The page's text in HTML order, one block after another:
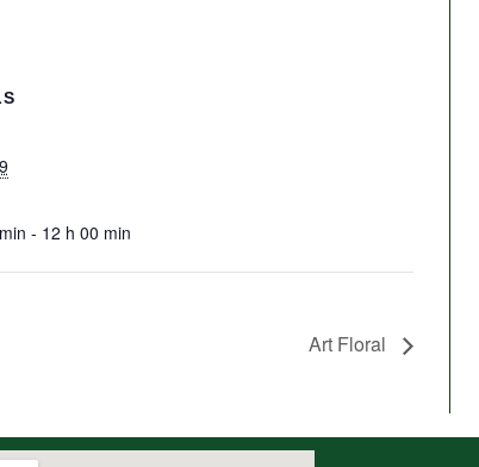
- 12 h 00 min
Art Floral